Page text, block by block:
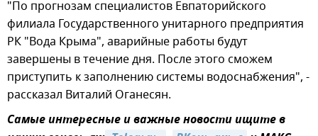
"По прогнозам специалистов Евпаторийского
филиала Государственного унитарного предприятия
РК "Вода Крыма", аварийные работы будут
завершены в течение дня. После этого сможем
приступить к заполнению системы водоснабжения", -
рассказал Виталий Оганесян.
Самые интересные и важные новости ищите в